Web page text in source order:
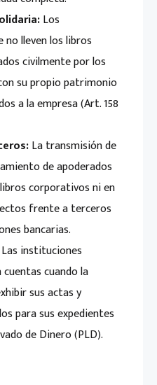
Los
lleven los libros
civilmente por los
su propio patrimonio
a la empresa (Art. 158
La transmisión de
de apoderados
corporativos ni en
frente a terceros
bancarias.
Las instituciones
cuando la
sus actas y
para sus expedientes
de Dinero (PLD).